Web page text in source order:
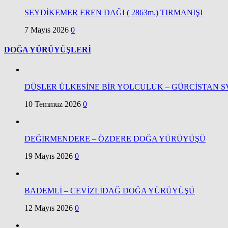
SEYDİKEMER EREN DAĞI ( 2863m.) TIRMANIŞI
7 Mayıs 2026 0
DOĞA YÜRÜYÜŞLERİ
DÜŞLER ÜLKESİNE BİR YOLCULUK – GÜRCİSTAN
10 Temmuz 2026 0
DEĞİRMENDERE – ÖZDERE DOĞA YÜRÜYÜŞÜ
19 Mayıs 2026 0
BADEMLİ – CEVİZLİDAĞ DOĞA YÜRÜYÜŞÜ
12 Mayıs 2026 0